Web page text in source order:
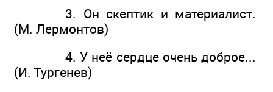
3. Он скептик и материалист.
(М. Лермонтов)
4. У неё сердце очень доброе...
(И. Тургенев)